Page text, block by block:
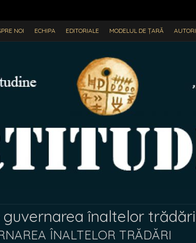
NOI ECHIPA EDITORIALE MODELUL DE ȚARĂ AUTORI
guvernarea înaltelor trădări
ÎNALTELOR TRĂDĂRI